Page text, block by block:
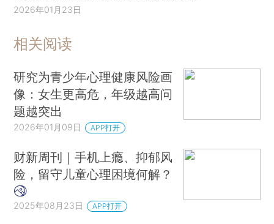
2026年01月23日
相关阅读
研究为青少年心理健康风险画
像：女生更高危，年级越高问
题越突出
2026年01月09日 APP打开
财新周刊｜手机上瘾、抑郁风
险，留守儿童心理困境何解？
2025年08月23日 APP打开